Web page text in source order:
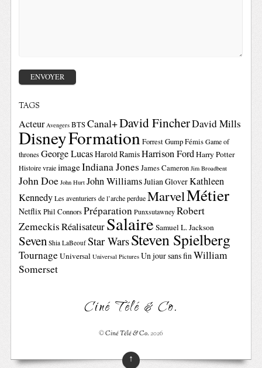
TAGS
Acteur Avengers BTSCanal+David FincherDavid Mills
DisneyFormationForrest GumpFémis Game of
thrones George LucasHarold RamisHarrison FordHarry Potter
Histoire vraie imageIndiana Jones James Cameron Jim Broadbent
John Doe John Hurt John WilliamsJulian GloverKathleen
Kennedy Les aventuriers de l’arche perdue MarvelMétier
NetflixPhil ConnorsPréparation Punxsutawney Robert
ZemeckisRéalisateurSalaire Samuel L. Jackson
Seven Shia LaBeouf Star WarsSteven Spielberg
TournageUniversal Universal Pictures Un jour sans finWilliam
Somerset
Ciné Télé & Co.
©Ciné Télé & Co.2026
↑